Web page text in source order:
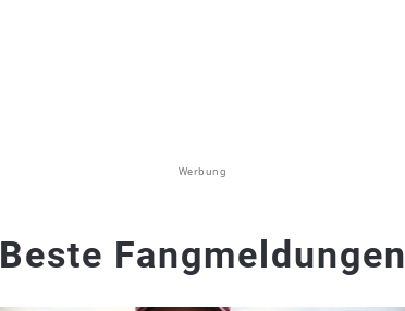
Werbung
Beste Fangmeldungen